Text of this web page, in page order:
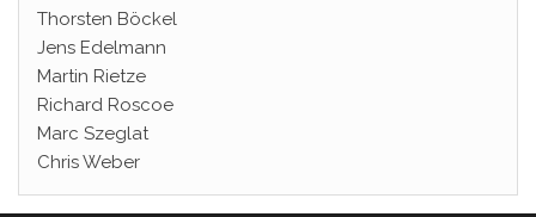
Thorsten Böckel
Jens Edelmann
Martin Rietze
Richard Roscoe
Marc Szeglat
Chris Weber